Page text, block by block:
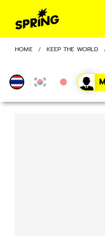
HOME KEEP THE WORLD